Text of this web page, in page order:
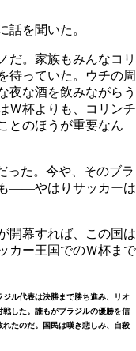
話を聞いた。
だ。家族もみんなコリ
待っていた。ウチの周
夜な酒を飲みながらう
Ｗ杯よりも、コリンチ
とのほうが重要なん
った。今や、そのブラ
――やはりサッカーは
開幕すれば、この国は
カー王国でのＷ杯まで
ル代表は決勝まで勝ち進み、リオ
した。誰もがブラジルの優勝を信
たのだ。国民は嘆き悲しみ、自殺